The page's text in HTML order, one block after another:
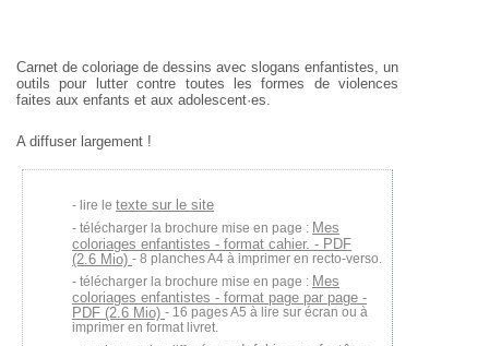
Carnet de coloriage de dessins avec slogans enfantistes, un
outils pour lutter contre toutes les formes de violences
faites aux enfants et aux adolescent·es.
A diffuser largement !
lire le texte sur le site
télécharger la brochure mise en page : Mes
coloriages enfantistes - format cahier. - PDF
(2.6 Mio) - 8 planches A4 à imprimer en recto-verso.
télécharger la brochure mise en page : Mes
coloriages enfantistes - format page par page -
PDF (2.6 Mio) - 16 pages A5 à lire sur écran ou à
imprimer en format livret.